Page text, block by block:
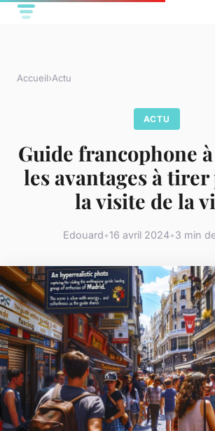
Accueil›Actu
ACTU
Guide francophone
les avantages à
la visite de la
Edouard•16 avril 2024•3 min